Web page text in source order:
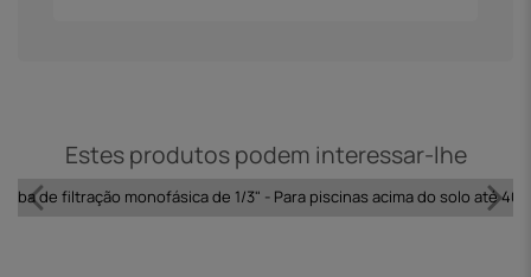
Estes produtos podem interessar-lhe
de filtração monofásica de 1/3" - Para piscinas acima do solo até 40